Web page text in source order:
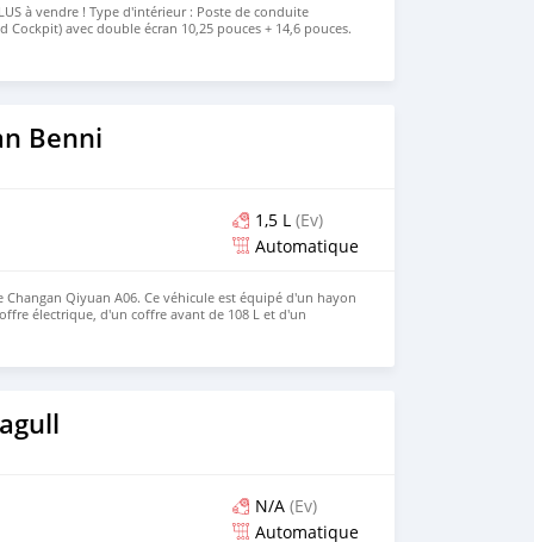
à vendre ! Type d'intérieur : Poste de conduite
avec double écran 10,25 pouces + 14,6 pouces.
intelligente Tianshu, prenant en charge le
automatiques sur autoroute, ainsi que le
L'habitacle enveloppant est complété par l'option «
pour nous contacter !
Benni
1,5 L (Ev)
Automatique
Qiyuan A06. Ce véhicule est équipé d'un hayon
électrique, d'un coffre avant de 108 L et d'un
caché de 81 L. Il est doté de série d'une conduite
versions haut de gamme peuvent être équipées en
le toit + 11 caméras + 12 radars ultrasoniques + 3
N/A (Ev)
Automatique